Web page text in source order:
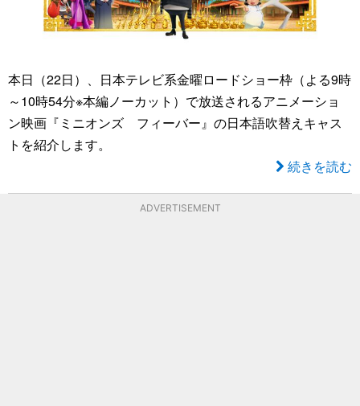
本日（22日）、日本テレビ系金曜ロードショー枠（よる9時
～10時54分※本編ノーカット）で放送されるアニメーショ
ン映画『ミニオンズ フィーバー』の日本語吹替えキャス
トを紹介します。
続きを読む
ADVERTISEMENT